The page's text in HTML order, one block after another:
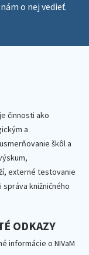
o nej vedieť.
činnosti ako
a
škôl a
externé testovanie
knižničného
ODKAZY
informácie o NIVaM